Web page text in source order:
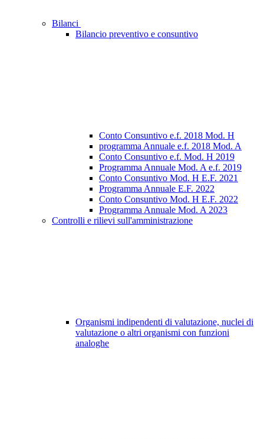
Bilanci
Bilancio preventivo e consuntivo
Conto Consuntivo e.f. 2018 Mod. H
programma Annuale e.f. 2018 Mod. A
Conto Consuntivo e.f. Mod. H 2019
Programma Annuale Mod. A e.f. 2019
Conto Consuntivo Mod. H E.F. 2021
Programma Annuale E.F. 2022
Conto Consuntivo Mod. H E.F. 2022
Programma Annuale Mod. A 2023
Controlli e rilievi sull'amministrazione
Organismi indipendenti di valutazione, nuclei di
valutazione o altri organismi con funzioni
analoghe